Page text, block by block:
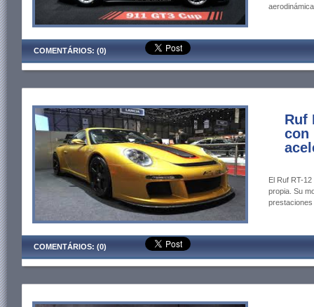
COMENTÁRIOS: (0)
Ruf
con
El Ruf RT-
propia. Su
COMENTÁRIOS: (0)